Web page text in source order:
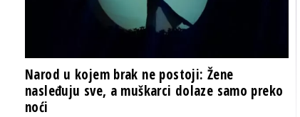
Narod u kojem brak ne postoji: Žene
nasleđuju sve, a muškarci dolaze samo preko
noći